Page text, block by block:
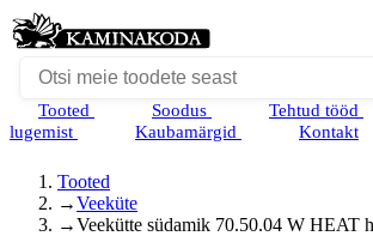
Tooted Soodus Tehtud tööd
lugemist
Kaubamärgid Kontakt
Tooted
→Veeküte
→Veekütte südamik 70.50.04 W HEAT